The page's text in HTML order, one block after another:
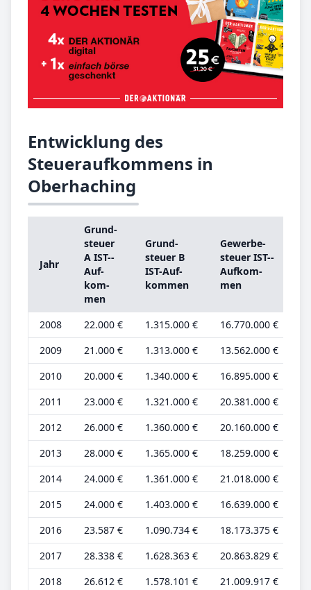
Entwicklung des
Steueraufkommens in
Oberhaching
Jahr
Grund­
steu­er
A IST-­
Auf­
kom­
men
Grund­
steu­er B
IST-­Auf­
kom­men
Ge­wer­be­
steu­er IST-­
Auf­kom­
men
2008 22.000 € 1.315.000 € 16.770.000 €
2009
21.000 € 1.313.000 € 13.562.000 €
2010
20.000 € 1.340.000 € 16.895.000 €
2011
23.000 € 1.321.000 € 20.381.000 €
2012
26.000 € 1.360.000 € 20.160.000 €
2013
28.000 € 1.365.000 € 18.259.000 €
2014
24.000 € 1.361.000 € 21.018.000 €
2015
24.000 € 1.403.000 € 16.639.000 €
2016
23.587 € 1.090.734 € 18.173.375 €
2017
28.338 € 1.628.363 € 20.863.829 €
2018
26.612 € 1.578.101 € 21.009.917 €